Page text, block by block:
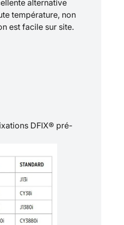
alternative
température, non
est facile sur site.
DFIX® pré-